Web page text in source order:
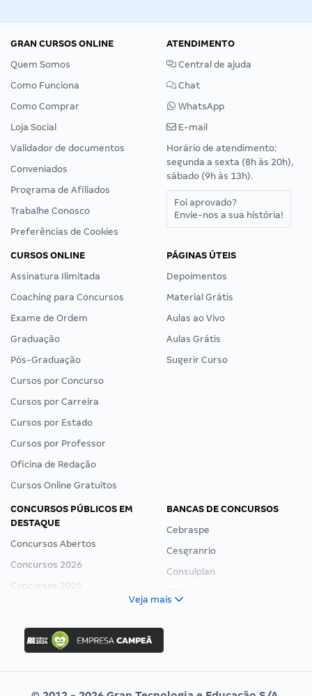
GRAN CURSOS ONLINE
Quem Somos
Como Funciona
Como Comprar
Loja Social
Validador de documentos
Conveniados
Programa de Afiliados
Trabalhe Conosco
Preferências de Cookies
ATENDIMENTO
Central de ajuda
Chat
WhatsApp
E-mail
Horário de atendimento:
segunda a sexta (8h às 20h),
sábado (9h às 13h).
Foi aprovado?
Envie-nos a sua história!
CURSOS ONLINE
Assinatura Ilimitada
Coaching para Concursos
Exame de Ordem
Graduação
Pós-Graduação
Cursos por Concurso
Cursos por Carreira
Cursos por Estado
Cursos por Professor
Oficina de Redação
Cursos Online Gratuitos
PÁGINAS ÚTEIS
Depoimentos
Material Grátis
Aulas ao Vivo
Aulas Grátis
Sugerir Curso
CONCURSOS PÚBLICOS EM
DESTAQUE
Concursos Abertos
Concursos 2026
Concursos 2025
Concurso Ibama
Concurso MPU
Editais publicados
BANCAS DE CONCURSOS
Cebraspe
Cesgranrio
Consulplan
Veja mais